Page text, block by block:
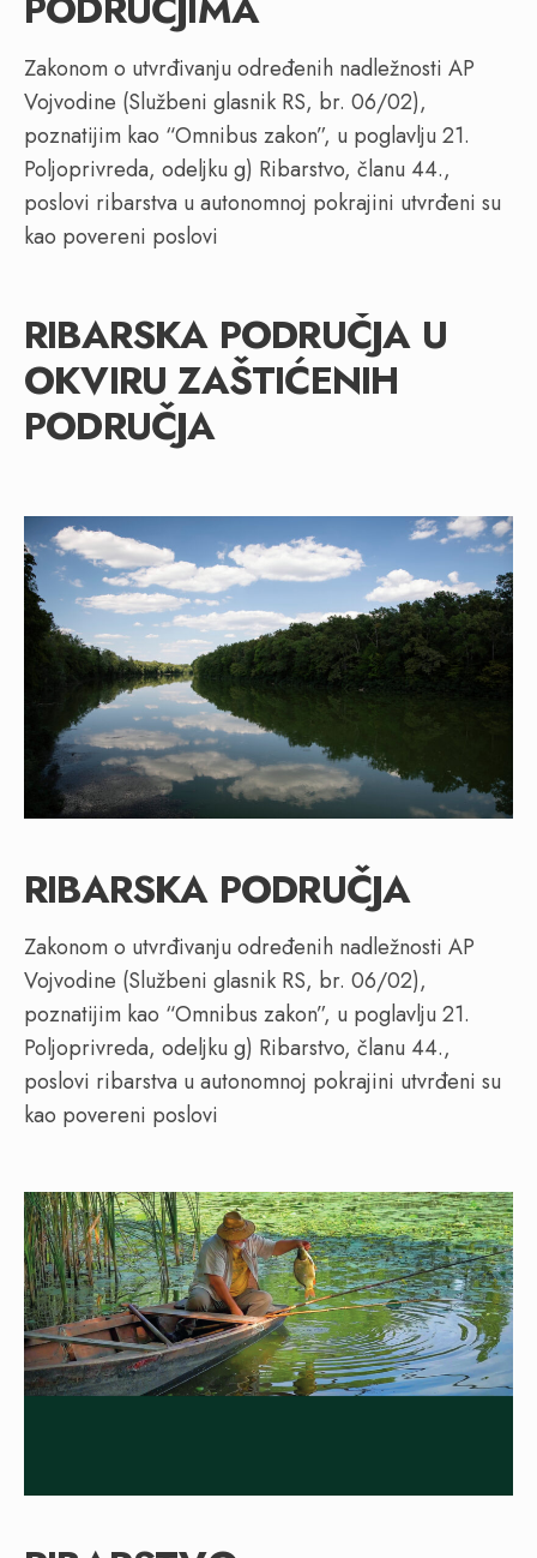
Zakonom o utvrđivanju određenih nadležnosti AP
Vojvodine (Službeni glasnik RS, br. 06/02),
poznatijim kao “Omnibus zakon”, u poglavlju 21.
Poljoprivreda, odeljku g) Ribarstvo, članu 44.,
poslovi ribarstva u autonomnoj pokrajini utvrđeni su
kao povereni poslovi
RIBARSKA PODRUČJA U
OKVIRU ZAŠTIĆENIH
PODRUČJA
RIBARSKA PODRUČJA
Zakonom o utvrđivanju određenih nadležnosti AP
Vojvodine (Službeni glasnik RS, br. 06/02),
poznatijim kao “Omnibus zakon”, u poglavlju 21.
Poljoprivreda, odeljku g) Ribarstvo, članu 44.,
poslovi ribarstva u autonomnoj pokrajini utvrđeni su
kao povereni poslovi